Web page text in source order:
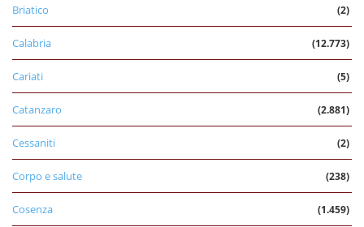
Briatico (2)
Calabria (12.773)
Cariati (5)
Catanzaro (2.881)
Cessaniti (2)
Corpo e salute (238)
Cosenza (1.459)